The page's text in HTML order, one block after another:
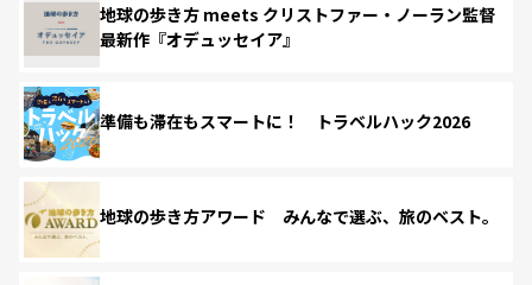
地球の歩き方 meets クリストファー・ノーラン監督
最新作『オデュッセイア』
準備も滞在もスマートに！ トラベルハック2026
地球の歩き方アワード みんなで選ぶ、旅のベスト。